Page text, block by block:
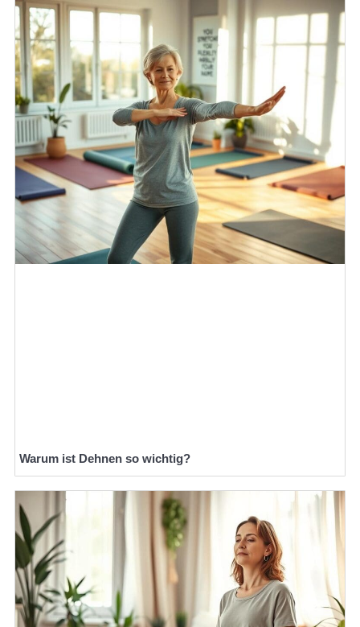
Warum ist Dehnen so wichtig?